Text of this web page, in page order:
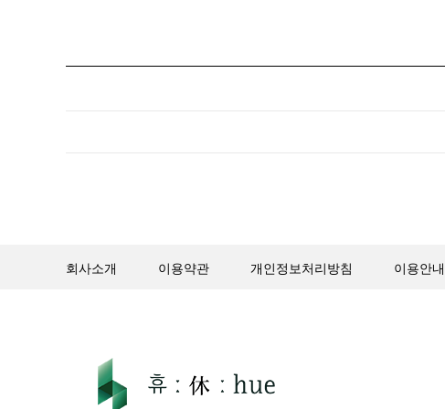
회사소개 이용약관 개인정보처리방침 이용안내